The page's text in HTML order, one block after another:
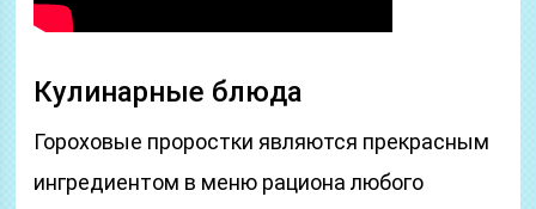
Кулинарные блюда
Гороховые проростки являются прекрасным
ингредиентом в меню рациона любого